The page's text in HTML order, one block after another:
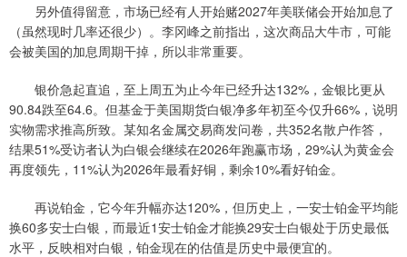
另外值得留意，市场已经有人开始赌2027年美联储会开始加息了
（虽然现时几率还很少）。李冈峰之前指出，这次商品大牛市，可能
会被美国的加息周期干掉，所以非常重要。
银价急起直追，至上周五为止今年已经升达132%，金银比更从
90.84跌至64.6。但基金于美国期货白银净多年初至今仅升66%，说明
实物需求推高所致。某知名金属交易商发问卷，共352名散户作答，
结果51%受访者认为白银会继续在2026年跑赢市场，29%认为黄金会
再度领先，11%认为2026年最看好铜，剩余10%看好铂金。
再说铂金，它今年升幅亦达120%，但历史上，一安士铂金平均能
换60多安士白银，而最近1安士铂金才能换29安士白银处于历史最低
水平，反映相对白银，铂金现在的估值是历史中最便宜的。